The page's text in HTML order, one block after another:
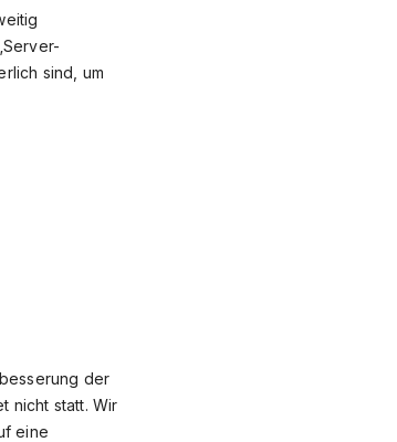
sind, um
der
nicht statt. Wir
eine